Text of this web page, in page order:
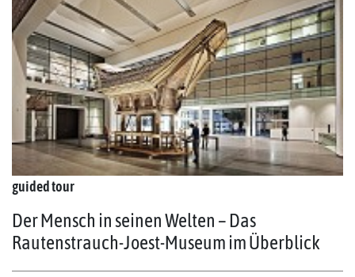
guided tour
Der Mensch in seinen Welten – Das
Rautenstrauch-Joest-Museum im Überblick